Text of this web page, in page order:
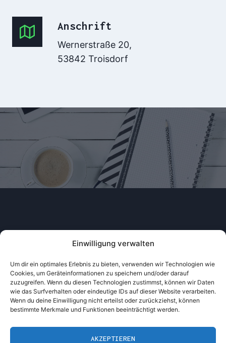
Einwilligung verwalten
Um dir ein optimales Erlebnis zu bieten, verwenden wir Technologien wie
Cookies, um Geräteinformationen zu speichern und/oder darauf
zuzugreifen. Wenn du diesen Technologien zustimmst, können wir Daten
wie das Surfverhalten oder eindeutige IDs auf dieser Website verarbeiten.
Wenn du deine Einwilligung nicht erteilst oder zurückziehst, können
bestimmte Merkmale und Funktionen beeinträchtigt werden.
AKZEPTIEREN
Anschrift
Wernerstraße 20,
53842 Troisdorf
AKTUELLES COOKIE-RICHTLINIE